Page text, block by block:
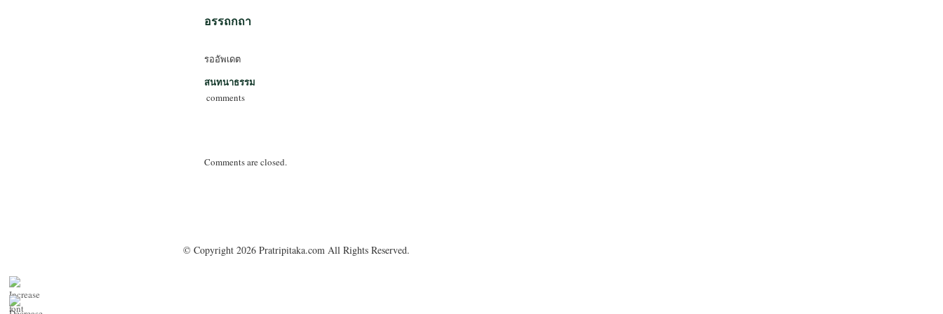
อรรถกถา
รออัพเดต
สนทนาธรรม
comments
Comments are closed.
© Copyright 2026 Pratripitaka.com All Rights Reserved.